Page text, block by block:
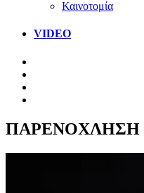
Καινοτομία
VIDEO
ΠΑΡΕΝΟΧΛΗΣΗ